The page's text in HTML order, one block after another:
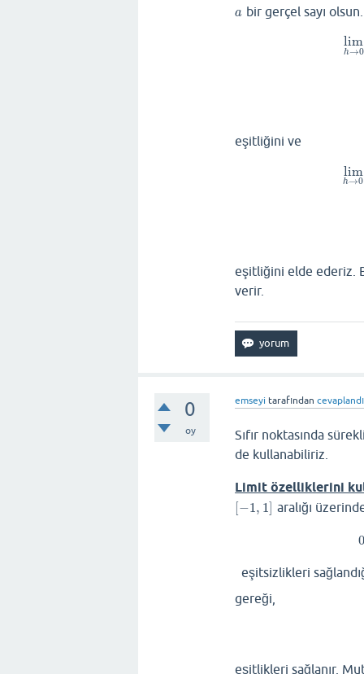
a
a bir gerçel sayı
lim
h→0
eşitliğini ve
lim
h→0
eşitliğini elde ederiz.
verir.
0
oy
emseyi tarafından cevaplandı
Sıfır noktasında
de kullanabiliriz.
Limit özelliklerini
[−1, 1]
−1,1] aralığı
0
eşitsizlikleri
gereği,
eşitlikleri sağlanır.